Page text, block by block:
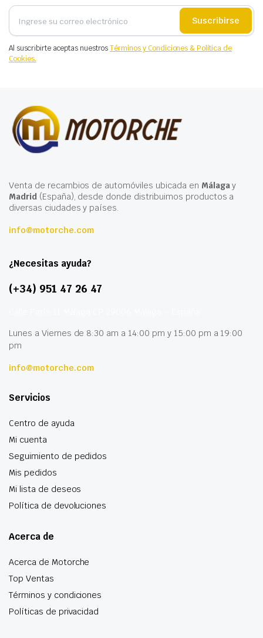
Suscribirse
Al suscribirte aceptas nuestrosTérminos y Condiciones & Política de
Cookies.
Venta de recambios de automóviles ubicada en Málagay
Madrid(España), desde donde distribuimos productos a
diversas ciudades y países.
info@motorche.com
¿Necesitas ayuda?
(+34) 951 47 26 47
Lunes a Viernes de 8:30 am a 14:00 pm y 15:00 pm a 19:00
pm
info@motorche.com
Servicios
Centro de ayuda
Mi cuenta
Seguimiento de pedidos
Mis pedidos
Mi lista de deseos
Política de devoluciones
Acerca de
Acerca de Motorche
Top Ventas
Términos y condiciones
Políticas de privacidad